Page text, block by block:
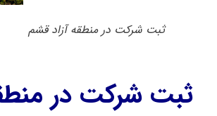
ثبت شرکت در منطقه آزاد قشم
ثبت شرکت در